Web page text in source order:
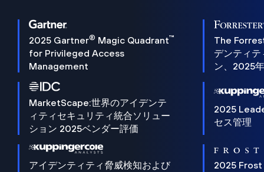
2025 Gartner® Magic Quadrant™
for Privileged Access
Management
The
デンティ
ン、2025
MarketScape:世界のアイデンテ
ィティセキュリティ統合ソリュー
ション 2025ベンダー評価
2025
セス管理
アイデンティティ脅威検知および
2025 Frost